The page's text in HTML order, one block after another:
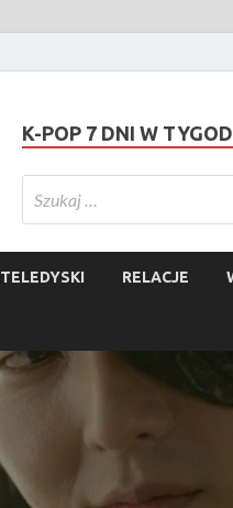
K-POP 7 DNI W
TELEDYSKI RELACJE